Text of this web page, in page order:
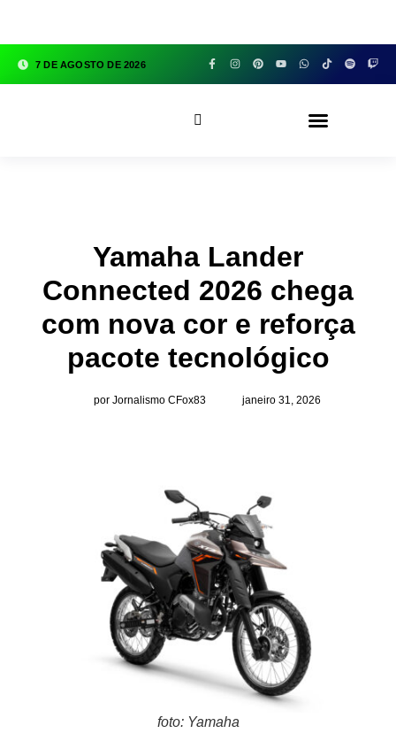
7 DE AGOSTO DE 2026
Yamaha Lander
Connected 2026 chega
com nova cor e reforça
pacote tecnológico
por Jornalismo CFox83 janeiro 31, 2026
foto: Yamaha